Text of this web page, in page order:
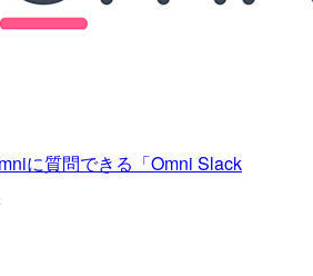
に質問できる「Omni Slack